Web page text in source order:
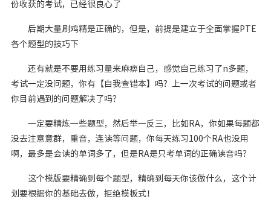
份收获的考试，已经很良心了
后期大量刷鸡精是正确的，但是，前提是建立于全面掌握PTE
各个题型的技巧下
还有就是不要用练习量来麻痹自己，感觉自己练习了n多题，
考试一定没问题，你有【自我查错本】吗？上一次考试的问题或者
你目前遇到的问题解决了吗？
一定要精炼一些题型，然后举一反三，比如RA，你如果每题都
没去注意意群，重音，连读等问题，你每天练习100个RA也没用
啊，最多是会读的单词多了，但是RA是只考单词的正确读音吗？
这个模版要精确到每个题型，精确到每天你该做什么，这个计
划要根据你的基础去做，拒绝模板式！